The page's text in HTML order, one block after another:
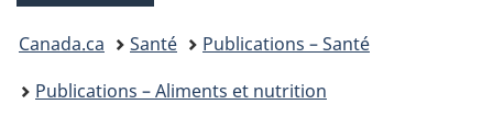
Vous
êtes
Canada.ca Santé
Publications – Santé
Publications – Aliments et nutrition